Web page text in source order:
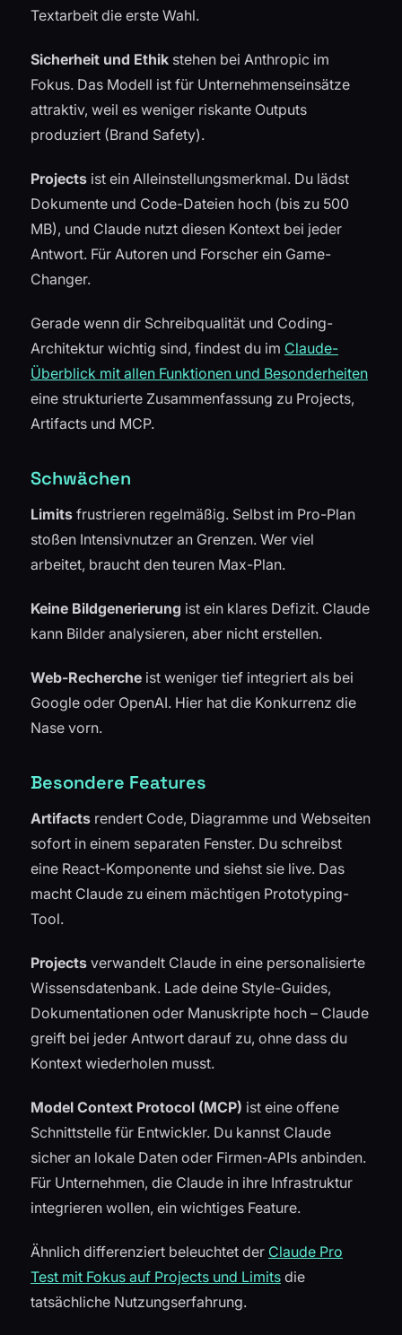
Textarbeit die erste Wahl.
Sicherheit und Ethik stehen bei Anthropic im
Fokus. Das Modell ist für Unternehmenseinsätze
attraktiv, weil es weniger riskante Outputs
produziert (Brand Safety).
Projects ist ein Alleinstellungsmerkmal. Du lädst
Dokumente und Code-Dateien hoch (bis zu 500
MB), und Claude nutzt diesen Kontext bei jeder
Antwort. Für Autoren und Forscher ein Game-
Changer.
Gerade wenn dir Schreibqualität und Coding-
Architektur wichtig sind, findest du im Claude-
Überblick mit allen Funktionen und Besonderheiten
eine strukturierte Zusammenfassung zu Projects,
Artifacts und MCP.
Schwächen
Limits frustrieren regelmäßig. Selbst im Pro-Plan
stoßen Intensivnutzer an Grenzen. Wer viel
arbeitet, braucht den teuren Max-Plan.
Keine Bildgenerierung ist ein klares Defizit. Claude
kann Bilder analysieren, aber nicht erstellen.
Web-Recherche ist weniger tief integriert als bei
Google oder OpenAI. Hier hat die Konkurrenz die
Nase vorn.
Besondere Features
Artifacts rendert Code, Diagramme und Webseiten
sofort in einem separaten Fenster. Du schreibst
eine React-Komponente und siehst sie live. Das
macht Claude zu einem mächtigen Prototyping-
Tool.
Projects verwandelt Claude in eine personalisierte
Wissensdatenbank. Lade deine Style-Guides,
Dokumentationen oder Manuskripte hoch – Claude
greift bei jeder Antwort darauf zu, ohne dass du
Kontext wiederholen musst.
Model Context Protocol (MCP) ist eine offene
Schnittstelle für Entwickler. Du kannst Claude
sicher an lokale Daten oder Firmen-APIs anbinden.
Für Unternehmen, die Claude in ihre Infrastruktur
integrieren wollen, ein wichtiges Feature.
Ähnlich differenziert beleuchtet der Claude Pro
Test mit Fokus auf Projects und Limits die
tatsächliche Nutzungserfahrung.